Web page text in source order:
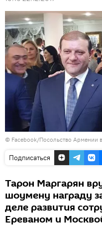
© Facebook/Посольство
Подписаться
Тарон Маргарян
шоумену награду
деле развития
Ереваном и